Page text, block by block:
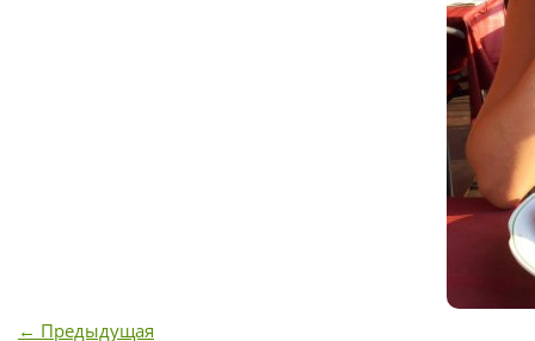
← Предыдущая